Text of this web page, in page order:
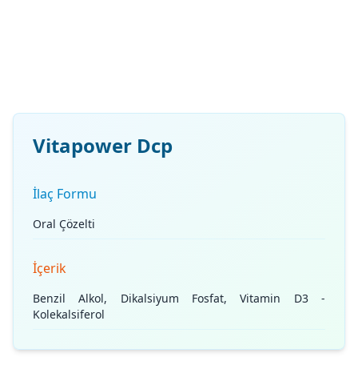
Vitapower Dcp
İlaç Formu
Oral Çözelti
İçerik
Benzil Alkol, Dikalsiyum Fosfat, Vitamin D3 -
Kolekalsiferol